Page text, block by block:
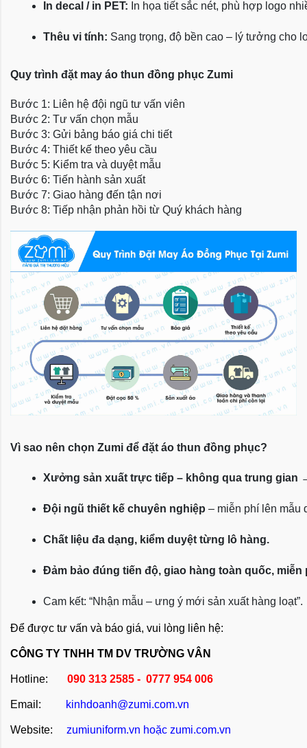
In decal / in PET: In họa tiết sắc nét, phù hợp logo
Thêu vi tính: Sang trọng, độ bền cao – lý tưởng cho
Quy trình đặt may áo thun đồng phục Zumi
Bước 1: Liên hệ đội ngũ tư vấn viên
Bước 2: Tư vấn chọn mẫu
Bước 3: Gửi bảng báo giá chi tiết
Bước 4: Thiết kế theo yêu cầu
Bước 5: Kiểm tra và duyệt mẫu
Bước 6: Tiến hành sản xuất
Bước 7: Giao hàng đến tận nơi
Bước 8: Tiếp nhận phản hồi từ Quý khách hàng
Vì sao nên chọn Zumi để đặt áo thun đồng phục?
Xưởng sản xuất trực tiếp – không qua trung gian
Đội ngũ thiết kế chuyên nghiệp – miễn phí lên mẫu
Chất liệu đa dạng, kiểm duyệt từng lô hàng.
Đảm bảo đúng tiến độ, giao hàng toàn quốc, miễn
Cam kết: “Nhận mẫu – ưng ý mới sản xuất hàng loạt”.
Để được tư vấn và báo giá, vui lòng liên hệ:
CÔNG TY TNHH TM DV TRƯỜNG VÂN
Hotline: 090 313 2585 - 0777 954 006
Email: kinhdoanh@zumi.com.vn
Website: zumiuniform.vn hoặc zumi.com.vn